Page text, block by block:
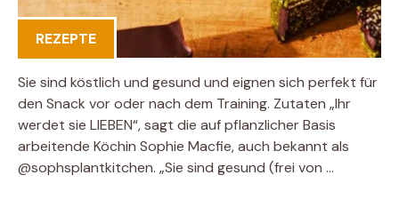
REZEPTE
Sie sind köstlich und gesund und eignen sich perfekt für
den Snack vor oder nach dem Training. Zutaten „Ihr
werdet sie LIEBEN“, sagt die auf pflanzlicher Basis
arbeitende Köchin Sophie Macfie, auch bekannt als
@sophsplantkitchen. „Sie sind gesund (frei von …